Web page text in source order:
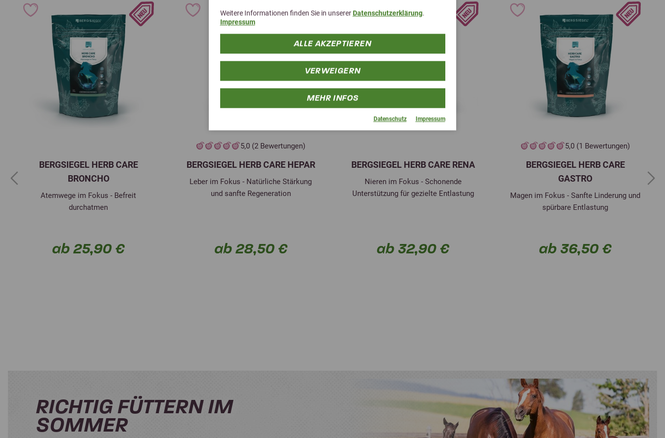
Weitere Informationen finden Sie in unserer Datenschutzerklärung.
Impressum
ALLE AKZEPTIEREN
VERWEIGERN
MEHR INFOS
Datenschutz Impressum
BERGSIEGEL HERB CARE
BRONCHO
Atemwege im Fokus - Befreit
durchatmen
ab 25,90 €
5,0 (2 Bewertungen)
BERGSIEGEL HERB CARE HEPAR
Leber im Fokus - Natürliche Stärkung
und sanfte Regeneration
ab 28,50 €
BERGSIEGEL HERB CARE RENA
Nieren im Fokus - Schonende
Unterstützung für gezielte Entlastung
ab 32,90 €
5,0 (1 Bewertungen)
BERGSIEGEL HERB CARE
GASTRO
Magen im Fokus - Sanfte Linderung und
spürbare Entlastung
ab 36,50 €
Previous Next
RICHTIG FÜTTERN IM
SOMMER